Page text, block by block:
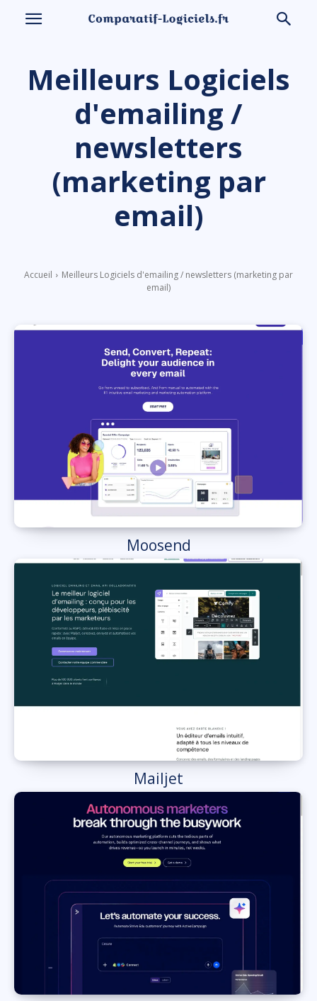
Meilleurs Logiciels
d'emailing /
newsletters
(marketing par
email)
Accueil
Meilleurs Logiciels d'emailing / newsletters (marketing par
email)
Moosend
Mailjet